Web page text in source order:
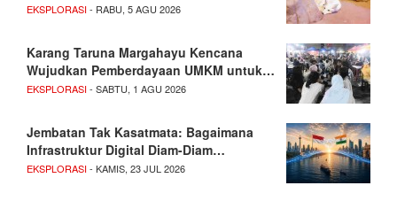
EKSPLORASI- RABU, 5 AGU 2026
Karang Taruna Margahayu Kencana
Wujudkan Pemberdayaan UMKM untuk…
EKSPLORASI- SABTU, 1 AGU 2026
Jembatan Tak Kasatmata: Bagaimana
Infrastruktur Digital Diam-Diam…
EKSPLORASI- KAMIS, 23 JUL 2026